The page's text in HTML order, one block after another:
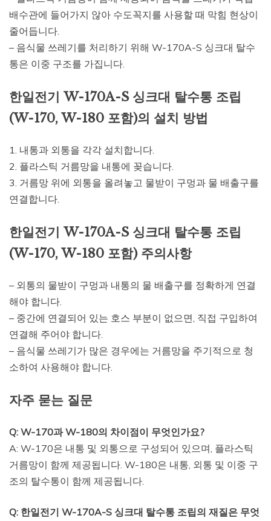
배수관에 들어가지 않아 수도꼭지를 사용할 때 막힘 현상이
줄어듭니다.
– 음식물 쓰레기를 처리하기 위해 W-170A-S 싱크대 탈수
통은 이중 구조를 가집니다.
한일전기 W-170A-S 싱크대 탈수통 조립
(W-170, W-180 포함)의 설치 방법
1. 내통과 외통을 각각 설치합니다.
2. 플라스틱 거름망을 내통에 꽂습니다.
3. 거름망 위에 외통을 올려놓고 물받이 구멍과 물 배출구를
연결합니다.
한일전기 W-170A-S 싱크대 탈수통 조립
(W-170, W-180 포함) 주의사항
– 외통의 물받이 구멍과 내통의 물 배출구를 정확하게 연결
해야 합니다.
– 중간에 연결되어 있는 호스 부분이 없으면, 직접 구입하여
연결해 주어야 합니다.
– 음식물 쓰레기가 많은 경우에는 거름망을 주기적으로 청
소하여 사용해야 합니다.
자주 묻는 질문
Q: W-170과 W-180의 차이점이 무엇인가요?
A: W-170은 내통 및 외통으로 구성되어 있으며, 플라스틱
거름망이 함께 제공됩니다. W-180은 내통, 외통 및 이중 구
조의 탈수통이 함께 제공됩니다.
Q: 한일전기 W-170A-S 싱크대 탈수통 조립의 재질은 무엇